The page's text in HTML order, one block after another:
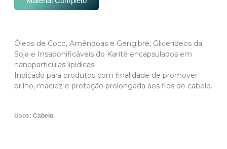
Óleos de Coco, Amêndoas e Gengibre, Glicerídeos da
Soja e Insaponificáveis do Karité encapsulados em
nanopartículas lipídicas.
Indicado para produtos com finalidade de promover
brilho, maciez e proteção prolongada aos fios de cabelo.
Usos: Cabelo.